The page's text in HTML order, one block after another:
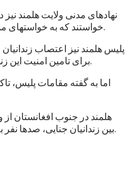
نهادهای مدنی ولایت هلمند
خواستند که به خواستهای مشروع زندانیان پاسخ مثبت داده شود.
پلیس هلمند نیز اعتصاب
برای تامین امنیت این زندان، شمار بیشتری نیرو فرستاده اند.
اما به گفته مقامات پلیس،
هلمند در جنوب افغانستان از
بین زندانیان جنایی، صدها نفر به اتهام شورشگری نیز زندانی هستند.